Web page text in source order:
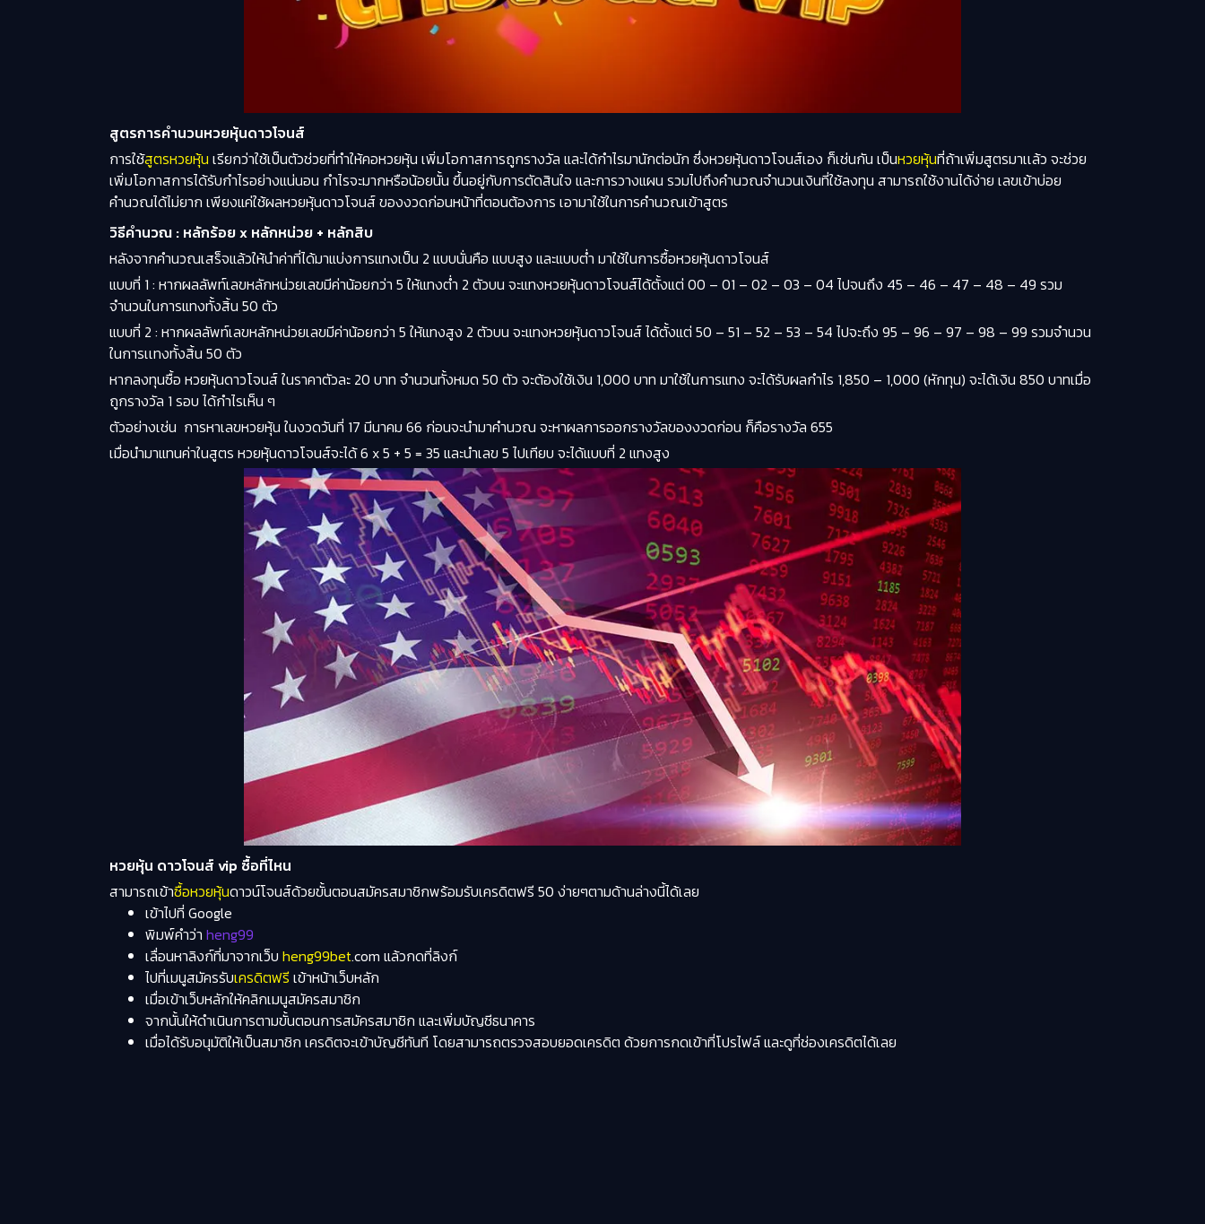
สูตรการคำนวนหวยหุ้นดาวโจนส์
การใช้สูตรหวยหุ้น เรียกว่าใช้เป็นตัวช่วยที่ทำให้คอหวยหุ้น เพิ่มโอกาสการถูกรางวัล และได้กำไรมานักต่อนัก ซึ่งหวยหุ้นดาวโจนส์เอง ก็เช่นกัน เป็นหวยหุ้นที่ถ้าเพิ่มสูตรมาเเล้ว จะช่วย
เพิ่มโอกาสการได้รับกำไรอย่างแน่นอน กำไรจะมากหรือน้อยนั้น ขึ้นอยู่กับการตัดสินใจ และการวางแผน รวมไปถึงคำนวณจำนวนเงินที่ใช้ลงทุน สามารถใช้งานได้ง่าย เลขเข้าบ่อย
คำนวณได้ไม่ยาก เพียงแค่ใช้ผลหวยหุ้นดาวโจนส์ ของงวดก่อนหน้าที่ตอนต้องการ เอามาใช้ในการคำนวณเข้าสูตร
วิธีคำนวณ : หลักร้อย x หลักหน่วย + หลักสิบ
หลังจากคำนวณเสร็จแล้วให้นำค่าที่ได้มาแบ่งการแทงเป็น 2 แบบนั่นคือ แบบสูง และแบบต่ำ มาใช้ในการซื้อหวยหุ้นดาวโจนส์
แบบที่ 1 : หากผลลัพท์เลขหลักหน่วยเลขมีค่าน้อยกว่า 5 ให้แทงต่ำ 2 ตัวบน จะแทงหวยหุ้นดาวโจนส์ได้ตั้งแต่ 00 – 01 – 02 – 03 – 04 ไปจนถึง 45 – 46 – 47 – 48 – 49 รวม
จำนวนในการแทงทั้งสิ้น 50 ตัว
แบบที่ 2 : หากผลลัพท์เลขหลักหน่วยเลขมีค่าน้อยกว่า 5 ให้แทงสูง 2 ตัวบน จะแทงหวยหุ้นดาวโจนส์ ได้ตั้งแต่ 50 – 51 – 52 – 53 – 54 ไปจะถึง 95 – 96 – 97 – 98 – 99 รวมจำนวน
ในการเเทงทั้งสิ้น 50 ตัว
หากลงทุนซื้อ หวยหุ้นดาวโจนส์ ในราคาตัวละ 20 บาท จำนวนทั้งหมด 50 ตัว จะต้องใช้เงิน 1,000 บาท มาใช้ในการแทง จะได้รับผลกำไร 1,850 – 1,000 (หักทุน) จะได้เงิน 850 บาทเมื่อ
ถูกรางวัล 1 รอบ ได้กำไรเห็น ๆ
ตัวอย่างเช่น การหาเลขหวยหุ้น ในงวดวันที่ 17 มีนาคม 66 ก่อนจะนำมาคำนวณ จะหาผลการออกรางวัลของงวดก่อน ก็คือรางวัล 655
เมื่อนำมาแทนค่าในสูตร หวยหุ้นดาวโจนส์จะได้ 6 x 5 + 5 = 35 และนำเลข 5 ไปเทียบ จะได้แบบที่ 2 แทงสูง
หวยหุ้น ดาวโจนส์ vip ซื้อที่ไหน
สามารถเข้าซื้อหวยหุ้นดาวน์โจนส์ด้วยขั้นตอนสมัครสมาชิกพร้อมรับเครดิตฟรี 50 ง่ายๆตามด้านล่างนี้ได้เลย
เข้าไปที่ Google
พิมพ์คำว่า heng99
เลื่อนหาลิงก์ที่มาจากเว็บ heng99bet.com แล้วกดที่ลิงก์
ไปที่เมนูสมัครรับเครดิตฟรี เข้าหน้าเว็บหลัก
เมื่อเข้าเว็บหลักให้คลิกเมนูสมัครสมาชิก
จากนั้นให้ดำเนินการตามขั้นตอนการสมัครสมาชิก และเพิ่มบัญชีธนาคาร
เมื่อได้รับอนุมัติให้เป็นสมาชิก เครดิตจะเข้าบัญชีทันที โดยสามารถตรวจสอบยอดเครดิต ด้วยการกดเข้าที่โปรไฟล์ และดูที่ช่องเครดิตได้เลย